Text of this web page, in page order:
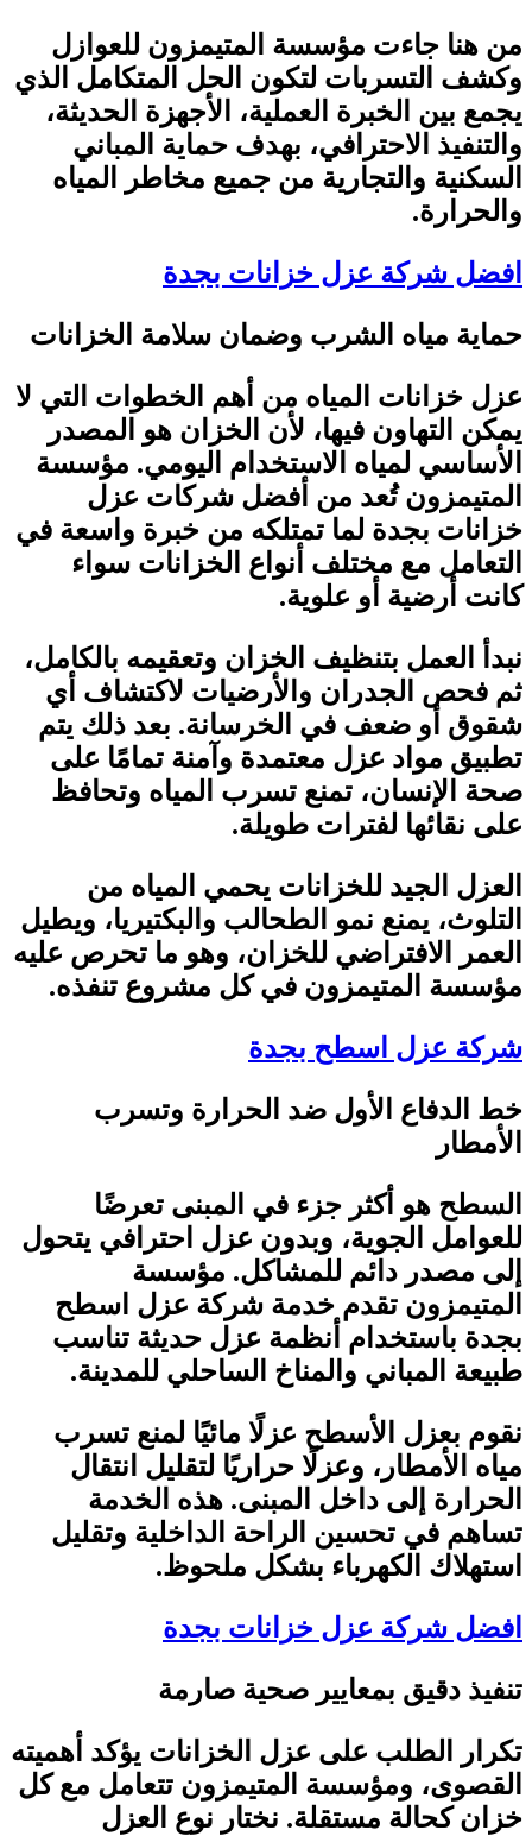
من هنا جاءت مؤسسة المتيمزون للعوازل
وكشف التسربات لتكون الحل المتكامل الذي
يجمع بين الخبرة العملية، الأجهزة الحديثة،
والتنفيذ الاحترافي، بهدف حماية المباني
السكنية والتجارية من جميع مخاطر المياه
والحرارة.
افضل شركة عزل خزانات بجدة
حماية مياه الشرب وضمان سلامة الخزانات
عزل خزانات المياه من أهم الخطوات التي لا
يمكن التهاون فيها، لأن الخزان هو المصدر
الأساسي لمياه الاستخدام اليومي. مؤسسة
المتيمزون تُعد من أفضل شركات عزل
خزانات بجدة لما تمتلكه من خبرة واسعة في
التعامل مع مختلف أنواع الخزانات سواء
كانت أرضية أو علوية.
نبدأ العمل بتنظيف الخزان وتعقيمه بالكامل،
ثم فحص الجدران والأرضيات لاكتشاف أي
شقوق أو ضعف في الخرسانة. بعد ذلك يتم
تطبيق مواد عزل معتمدة وآمنة تمامًا على
صحة الإنسان، تمنع تسرب المياه وتحافظ
على نقائها لفترات طويلة.
العزل الجيد للخزانات يحمي المياه من
التلوث، يمنع نمو الطحالب والبكتيريا، ويطيل
العمر الافتراضي للخزان، وهو ما تحرص عليه
مؤسسة المتيمزون في كل مشروع تنفذه.
شركة عزل اسطح بجدة
خط الدفاع الأول ضد الحرارة وتسرب
الأمطار
السطح هو أكثر جزء في المبنى تعرضًا
للعوامل الجوية، وبدون عزل احترافي يتحول
إلى مصدر دائم للمشاكل. مؤسسة
المتيمزون تقدم خدمة شركة عزل اسطح
بجدة باستخدام أنظمة عزل حديثة تناسب
طبيعة المباني والمناخ الساحلي للمدينة.
نقوم بعزل الأسطح عزلًا مائيًا لمنع تسرب
مياه الأمطار، وعزلًا حراريًا لتقليل انتقال
الحرارة إلى داخل المبنى. هذه الخدمة
تساهم في تحسين الراحة الداخلية وتقليل
استهلاك الكهرباء بشكل ملحوظ.
افضل شركة عزل خزانات بجدة
تنفيذ دقيق بمعايير صحية صارمة
تكرار الطلب على عزل الخزانات يؤكد أهميته
القصوى، ومؤسسة المتيمزون تتعامل مع كل
خزان كحالة مستقلة. نختار نوع العزل